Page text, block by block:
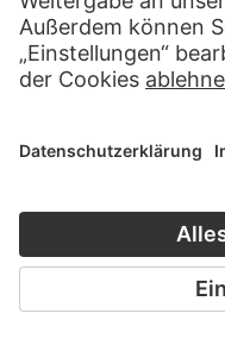
HEINZ TRÖKES
Ohne Titel